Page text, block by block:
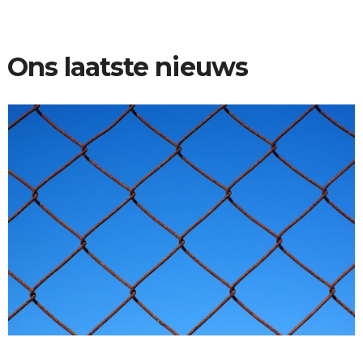
Ons laatste nieuws